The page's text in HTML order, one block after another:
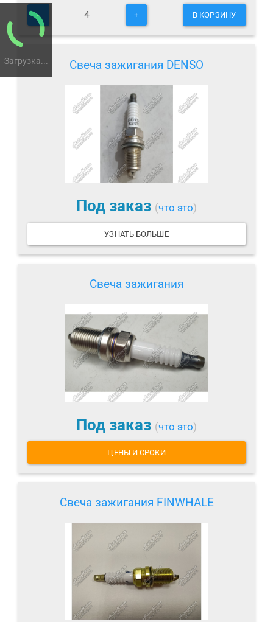
Загрузка...
- + В КОРЗИНУ
Свеча зажигания DENSO
Под заказ (что это)
УЗНАТЬ БОЛЬШЕ
Свеча зажигания
Под заказ (что это)
ЦЕНЫ И СРОКИ
Свеча зажигания FINWHALE